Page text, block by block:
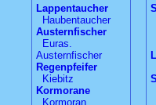
Lappentaucher
Haubentaucher
Austernfischer
Euras.
Austernfischer
Regenpfeifer
Kiebitz
Kormorane
Kormoran